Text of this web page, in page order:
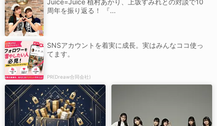
Juice=Juice 植村あかり、上坂すみれとの対談で10
周年を振り返る！ 『...
SNSアカウントを着実に成長。実はみんなココ使っ
てます。
PR(Dreaw合同会社)